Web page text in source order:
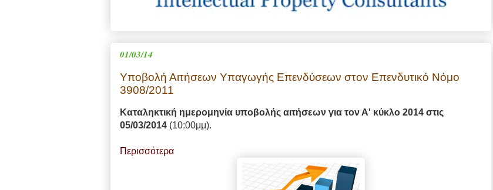
01/03/14
Υποβολή Αιτήσεων Υπαγωγής Επενδύσεων στον Επενδυτικό Νόμο
3908/2011
Καταληκτική ημερομηνία υποβολής αιτήσεων για τον Α' κύκλο 2014 στις
05/03/2014 (10:00μμ).
Περισσότερα